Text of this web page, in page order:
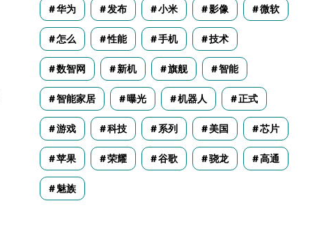
华为 发布 小米 影像 微软
怎么 性能 手机 技术
数智网 新机 旗舰 智能
智能家居 曝光 机器人 正式
游戏 科技 系列 美国 芯片
苹果 荣耀 谷歌 骁龙 高通
魅族